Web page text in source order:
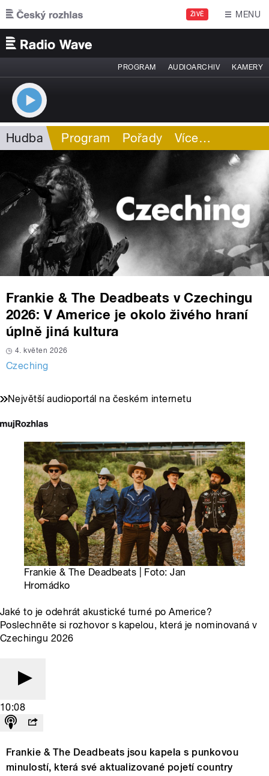
Přejít k hlavnímu obsahu
ŽIVĚ MENU
PROGRAM AUDIOARCHIV KAMERY
Hudba Program Pořady Více…
Frankie & The Deadbeats v Czechingu
2026: V Americe je okolo živého hraní
úplně jiná kultura
4. květen 2026
Czeching
Největší audioportál na českém internetu
Frankie & The Deadbeats | Foto: Jan
Hromádko
Jaké to je odehrát akustické turné po Americe?
Poslechněte si rozhovor s kapelou, která je nominovaná v
Czechingu 2026
10:08
Frankie & The Deadbeats jsou kapela s punkovou
minulostí, která své aktualizované pojetí country